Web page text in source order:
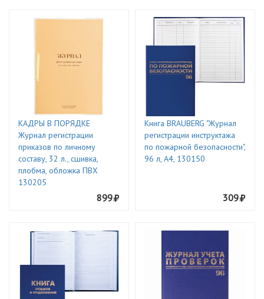
КАДРЫ В ПОРЯДКЕ
Журнал регистрации
приказов по личному
составу, 32 л., сшивка,
плобма, обложка ПВХ
130205
899
Книга BRAUBERG "Журнал
регистрации инструктажа
по пожарной безопасности",
96 л, А4, 130150
309